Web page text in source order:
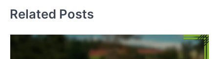
a
v
i
Related Posts